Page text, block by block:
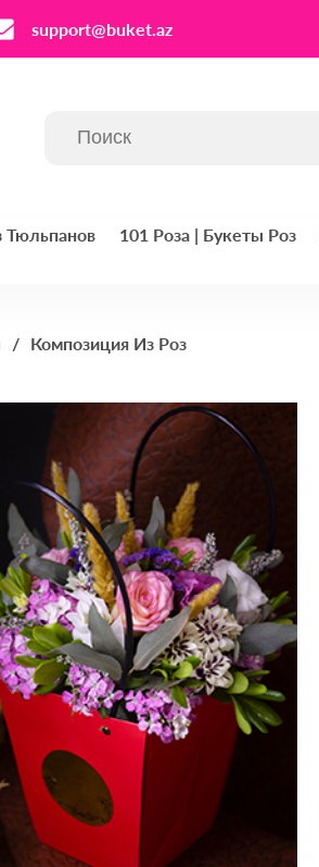
support@buket.az
Тюльпанов 101 Роза | Букеты Роз
Композиция Из Роз